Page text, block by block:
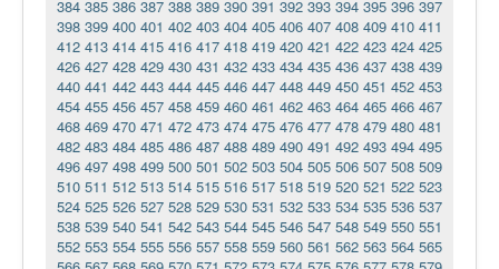
384 385 386 387 388 389 390 391 392 393 394 395 396 397
398 399 400 401 402 403 404 405 406 407 408 409 410 411
412 413 414 415 416 417 418 419 420 421 422 423 424 425
426 427 428 429 430 431 432 433 434 435 436 437 438 439
440 441 442 443 444 445 446 447 448 449 450 451 452 453
454 455 456 457 458 459 460 461 462 463 464 465 466 467
468 469 470 471 472 473 474 475 476 477 478 479 480 481
482 483 484 485 486 487 488 489 490 491 492 493 494 495
496 497 498 499 500 501 502 503 504 505 506 507 508 509
510 511 512 513 514 515 516 517 518 519 520 521 522 523
524 525 526 527 528 529 530 531 532 533 534 535 536 537
538 539 540 541 542 543 544 545 546 547 548 549 550 551
552 553 554 555 556 557 558 559 560 561 562 563 564 565